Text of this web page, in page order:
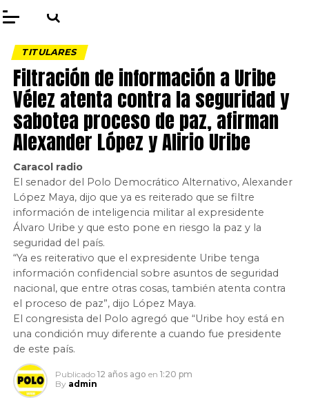
TITULARES
Filtración de información a Uribe
Vélez atenta contra la seguridad y
sabotea proceso de paz, afirman
Alexander López y Alirio Uribe
Caracol radio
El senador del Polo Democrático Alternativo, Alexander
López Maya, dijo que ya es reiterado que se filtre
información de inteligencia militar al expresidente
Álvaro Uribe y que esto pone en riesgo la paz y la
seguridad del país.
“Ya es reiterativo que el expresidente Uribe tenga
información confidencial sobre asuntos de seguridad
nacional, que entre otras cosas, también atenta contra
el proceso de paz”, dijo López Maya.
El congresista del Polo agregó que “Uribe hoy está en
una condición muy diferente a cuando fue presidente
de este país.
Publicado 12 años ago en 1:20 pm
By admin